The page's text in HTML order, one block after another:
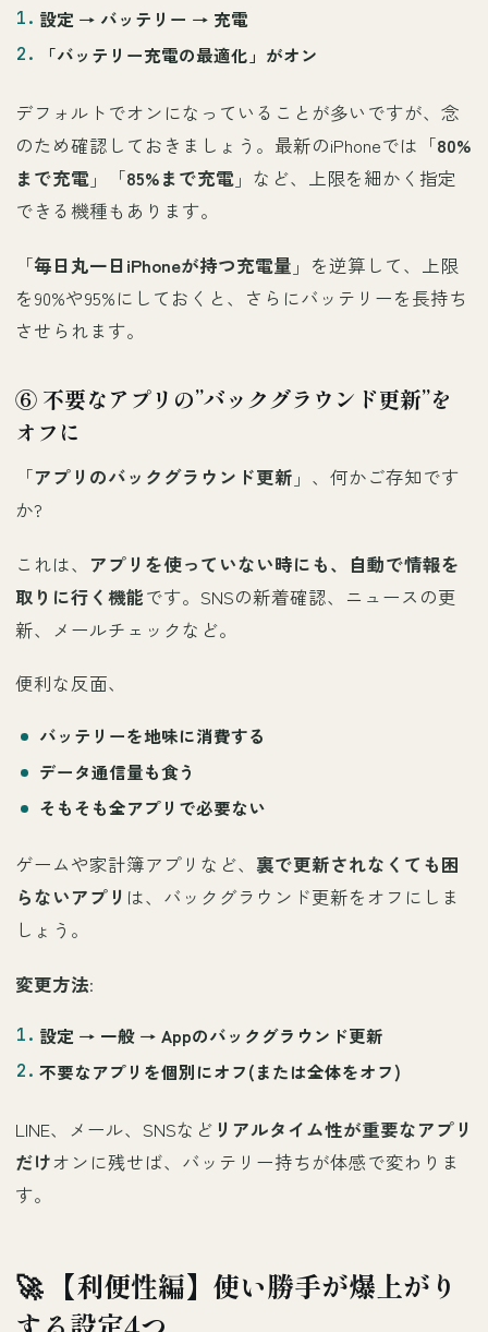
設定 → バッテリー → 充電
「バッテリー充電の最適化 」がオン
デフォルトでオンになっていることが多いですが、念
のため確認しておきましょう。最新のiPhoneでは「80%
まで充電 」「85%まで充電 」など、上限を細かく指定
できる機種もあります。
「毎日丸一日iPhoneが持つ充電量 」を逆算して、上限
を90%や95%にしておくと、さらにバッテリーを長持ち
させられます。
⑥ 不要なアプリの”バックグラウンド更新”を
オフに
「アプリのバックグラウンド更新 」、何かご存知です
か?
これは、 アプリを使っていない時にも、自動で情報を
取りに行く機能です。SNSの新着確認、ニュースの更
新、メールチェックなど。
便利な反面、
バッテリーを地味に消費する
データ通信量も食う
そもそも全アプリで必要ない
ゲームや家計簿アプリなど、 裏で更新されなくても困
らないアプリ は、バックグラウンド更新をオフにしま
しょう。
変更方法:
設定 → 一般 →Appのバックグラウンド更新
不要なアプリを個別にオフ(または全体をオフ)
LINE、メール、SNSなど リアルタイム性が重要なアプリ
だけオンに残せば、バッテリー持ちが体感で変わりま
す。
🚀 【利便性編】使い勝手が爆上がり